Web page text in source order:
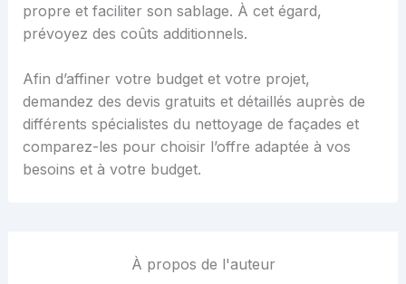
propre et faciliter son sablage. À cet égard,
prévoyez des coûts additionnels.
Afin d’affiner votre budget et votre projet,
demandez des devis gratuits et détaillés auprès de
différents spécialistes du nettoyage de façades et
comparez-les pour choisir l’offre adaptée à vos
besoins et à votre budget.
À propos de l'auteur